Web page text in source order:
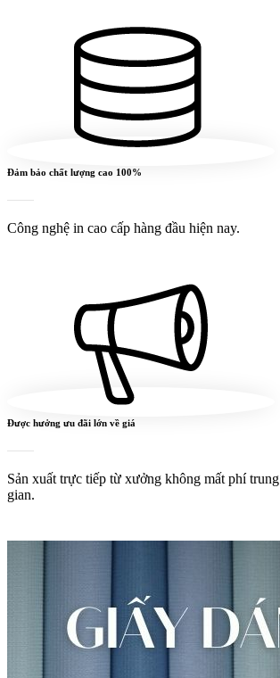
Đảm bảo chất lượng cao 100%
Công nghệ in cao cấp hàng đầu hiện nay.
Được hưởng ưu đãi lớn về giá
Sản xuất trực tiếp từ xưởng không mất phí trung
gian.